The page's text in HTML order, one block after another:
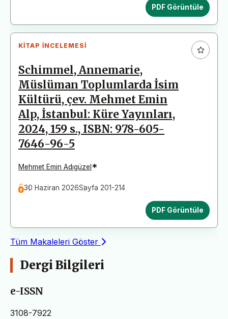
PDF Görüntüle
KITAP İNCELEMESI
Schimmel, Annemarie,
Müslüman Toplumlarda İsim
Kültürü, çev. Mehmet Emin
Alp, İstanbul: Küre Yayınları,
2024, 159 s., ISBN: 978-605-
7646-96-5
Mehmet Emin Adıgüzel *
30 Haziran 2026Sayfa 201-214
PDF Görüntüle
Tüm Makaleleri Göster
Dergi Bilgileri
e-ISSN
3108-7922